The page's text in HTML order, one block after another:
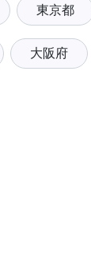
東京都
大阪府